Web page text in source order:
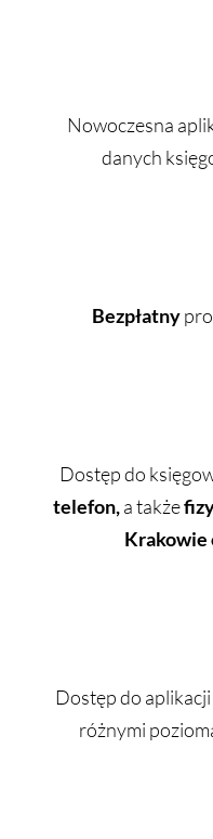
Nowoczesna
danych
Bezpłatny
Dostęp do
telefon,a także
Krakowie
Dostęp do
różnymi